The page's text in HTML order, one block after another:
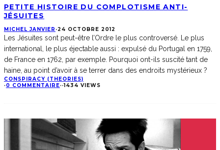
PETITE HISTOIRE DU COMPLOTISME ANTI-
JÉSUITES
MICHEL JANVIER ·24 OCTOBRE 2012
Les Jésuites sont peut-être l’Ordre le plus controversé. Le plus
international, le plus éjectable aussi : expulsé du Portugal en 1759,
de France en 1762, par exemple. Pourquoi ont-ils suscité tant de
haine, au point d’avoir à se terrer dans des endroits mystérieux ?
CONSPIRACY (THEORIES)
·0 COMMENTAIRE··1434 VIEWS